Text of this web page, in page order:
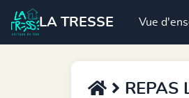
LA TRESSE Vue
REPAS